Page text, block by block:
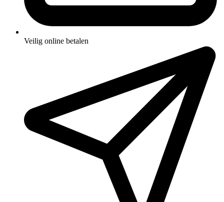
Veilig online betalen